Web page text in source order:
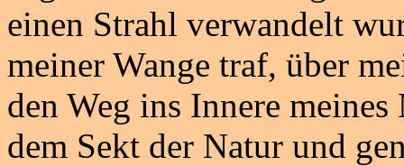
einen Strahl verwandelt
meiner Wange traf, über
den Weg ins Innere
dem Sekt der Natur und